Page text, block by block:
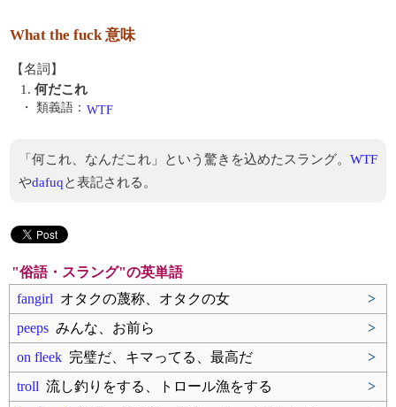
What the fuck 意味
【名詞】
1. 何だこれ
・ 類義語： WTF
「何これ、なんだこれ」という驚きを込めたスラング。 WTF
やdafuqと表記される。
"俗語・スラング"の英単語
fangirl オタクの蔑称、オタクの女
>
peeps みんな、お前ら
>
on fleek 完璧だ、キマってる、最高だ
>
troll 流し釣りをする、トロール漁をする
>